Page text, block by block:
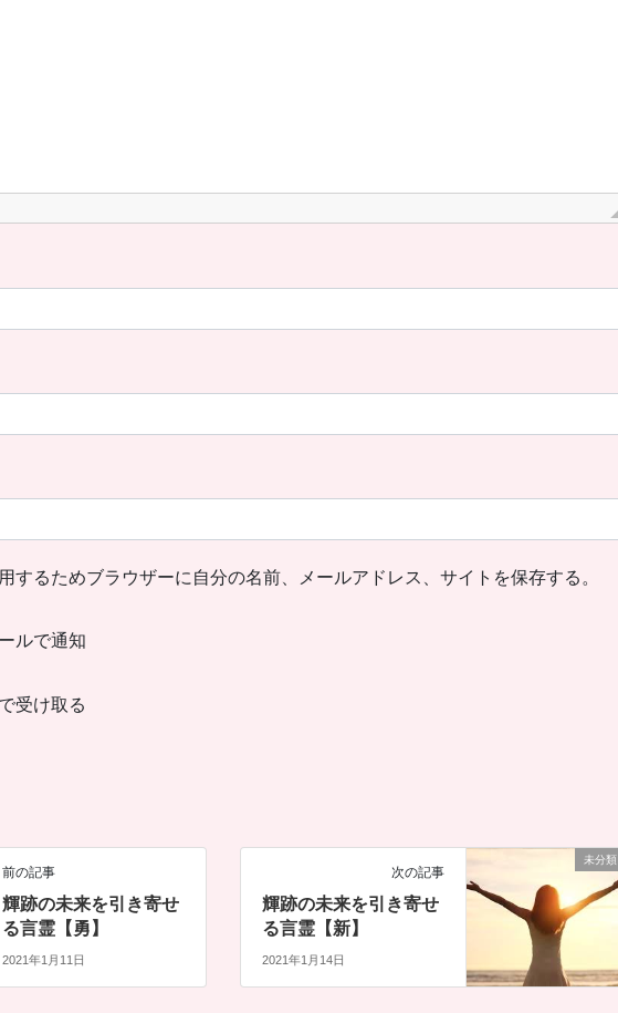
するためブラウザーに自分の名前、メールアドレス、サイトを保存する。
ルで通知
受け取る
前の記事
輝跡の未来を引き寄せ
る言霊【勇】
2021年1月11日
未分類
次の記事
輝跡の未来を引き寄せ
る言霊【新】
2021年1月14日